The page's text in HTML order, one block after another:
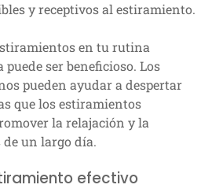
y receptivos al estiramiento.
en tu rutina
ser beneficioso. Los
pueden ayudar a despertar
que los estiramientos
la relajación y la
de un largo día.
efectivo